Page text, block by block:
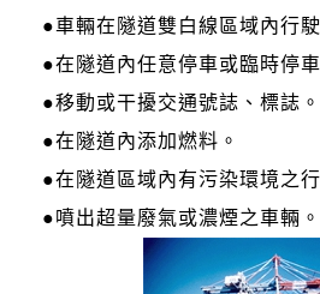
●車輛在隧道雙白線區域內行
●在隧道內任意停車或臨時停車
●移動或干擾交通號誌、標誌。
●在隧道內添加燃料。
●在隧道區域內有污染環境之行
●噴出超量廢氣或濃煙之車輛。